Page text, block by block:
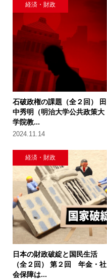
経済・財政
石破政権の課題（全２回） 田
中秀明（明治大学公共政策大
学院教...
2024.11.14
経済・財政
日本の財政破綻と国民生活
（全２回） 第２回 年金・社
会保障は...